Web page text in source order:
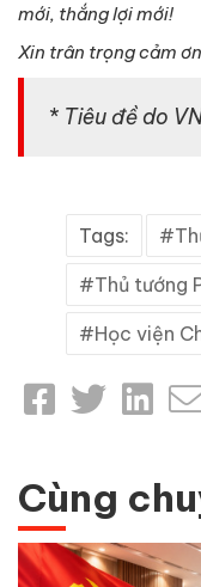
mới, thắng lợi mới!
Xin trân trọng cảm
* Tiêu đề do
Tags:
Thủ tướng
Học viện
Cùng